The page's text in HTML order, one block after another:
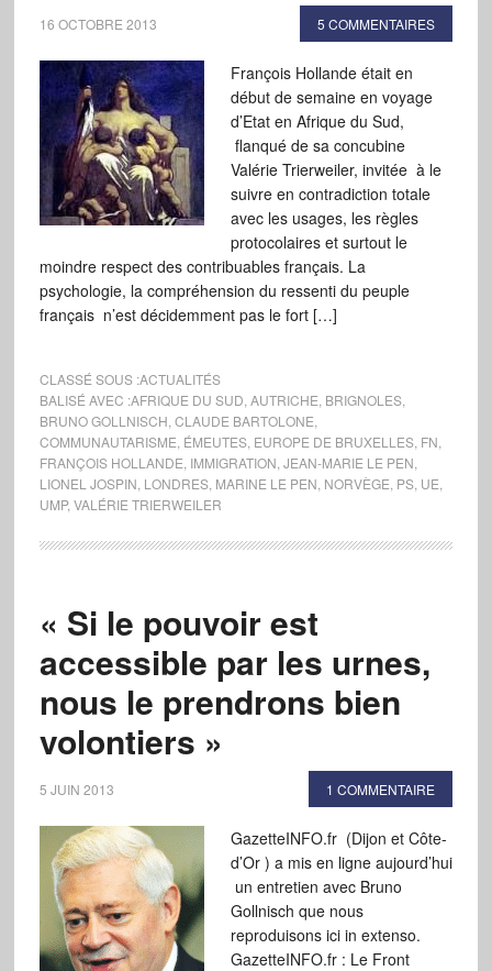
16 OCTOBRE 2013 5 COMMENTAIRES
François Hollande était en
début de semaine en voyage
d’Etat en Afrique du Sud,
flanqué de sa concubine
Valérie Trierweiler, invitée à le
suivre en contradiction totale
avec les usages, les règles
protocolaires et surtout le
moindre respect des contribuables français. La
psychologie, la compréhension du ressenti du peuple
français n’est décidemment pas le fort […]
CLASSÉ SOUS :ACTUALITÉS
BALISÉ AVEC :AFRIQUE DU SUD AUTRICHE BRIGNOLES,
BRUNO GOLLNISCH CLAUDE BARTOLONE
COMMUNAUTARISME ÉMEUTES, EUROPE DE BRUXELLES, FN
FRANÇOIS HOLLANDE IMMIGRATION JEAN-MARIE LE PEN
LIONEL JOSPIN LONDRES, MARINE LE PEN NORVÈGE PS, UE
UMP, VALÉRIE TRIERWEILER
« Si le pouvoir est
accessible par les urnes,
nous le prendrons bien
volontiers »
5 JUIN 2013 1 COMMENTAIRE
GazetteINFO.fr (Dijon et Côte-
d’Or ) a mis en ligne aujourd’hui
un entretien avec Bruno
Gollnisch que nous
reproduisons ici in extenso.
GazetteINFO.fr : Le Front